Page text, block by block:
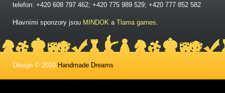
telefon: +420 608 797 462; +420 775 989 529; +420 777 852 582
Hlavními sponzory jsou MINDOK a Tlama games
Design © 2010 Handmade Dreams